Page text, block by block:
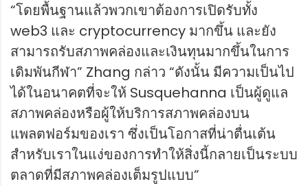
“โดยพื้นฐานแล้วพวกเขาต้องการเปิดรับทั้ง
web3 และ cryptocurrency มากขึ้น และยัง
สามารถรับสภาพคล่องและเงินทุนมากขึ้นในการ
เดิมพันกีฬา” Zhang กล่าว “ดังนั้น มีความเป็นไป
ได้ในอนาคตที่จะให้ Susquehanna เป็นผู้ดูแล
สภาพคล่องหรือผู้ให้บริการสภาพคล่องบน
แพลตฟอร์มของเรา ซึ่งเป็นโอกาสที่น่าตื่นเต้น
สำหรับเราในแง่ของการทำให้สิ่งนี้กลายเป็นระบบ
ตลาดที่มีสภาพคล่องเต็มรูปแบบ”